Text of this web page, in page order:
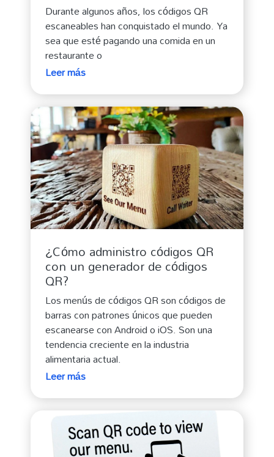
Durante algunos años, los códigos QR
escaneables han conquistado el mundo. Ya
sea que esté pagando una comida en un
restaurante o
Leer más
¿Cómo administro códigos QR
con un generador de códigos
QR?
Los menús de códigos QR son códigos de
barras con patrones únicos que pueden
escanearse con Android o iOS. Son una
tendencia creciente en la industria
alimentaria actual.
Leer más